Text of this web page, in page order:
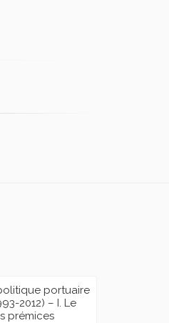
portuaire
2012) – I. Le
prémices